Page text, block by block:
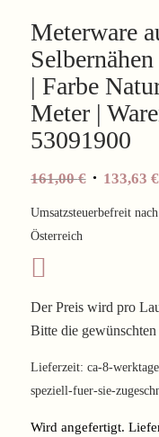
Meterware
| Farbe
Meter |
53091900
161,00€
war:
133,63 €
Umsatzsteuerbefreit
Österreich
Der Preis wird pro
Bitte die
Lieferzeit: ca-8-
speziell-fuer-sie-
Wird angefertigt.